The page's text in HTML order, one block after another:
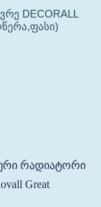
DECORALL